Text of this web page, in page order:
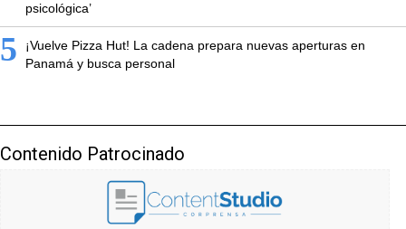
psicológica’
5
¡Vuelve Pizza Hut! La cadena prepara nuevas aperturas en
Panamá y busca personal
Contenido Patrocinado